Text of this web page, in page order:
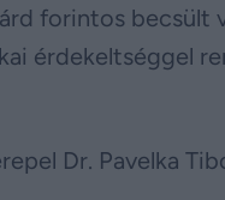
forintos
érdekeltséggel
Dr. Pavelka